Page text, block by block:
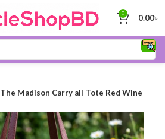
0 0.00৳
The Madison Carry all Tote Red Wine